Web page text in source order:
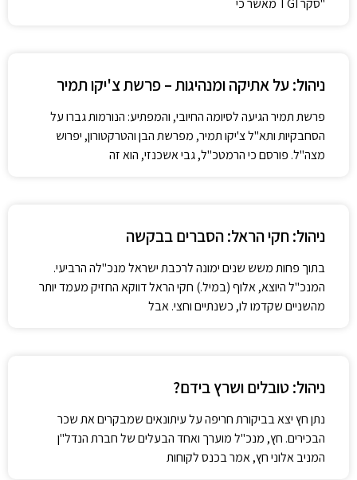
ניהול: על אתיקה ומנהיגות – פרשת צ'יקו תמיר
פרשת תמיר הגיעה לסיומה החיובי, והמפתיע: הנורמות גברו על
הסחבקיות ותא"ל צ'יקו תמיר, מפרשת הבן והטרקטורון, יפרוש
מצה"ל. פורסם כי הרמטכ"ל, גבי אשכנזי, הוא זה
ניהול: חקי הראל: הסברים בבקשה
בתוך פחות משש שנים ימונה לרכבת ישראל מנכ"לה הרביעי.
המנכ"ל היוצא, אלוף (במיל.) חקי הראל דווקא החזיק מעמד יותר
מהשניים שקדמו לו, כשנתיים וחצי. אבל
ניהול: טובלים ושרץ בידם?
נתן חץ יצא בביקורת חריפה על עיתונאים שמבקרים את שכר
הבכירים. חץ, מנכ"ל מוערך ואחד הבעלים של חברת הנדל"ן
המניב אלוני חץ, אמר בכנס לקוחות